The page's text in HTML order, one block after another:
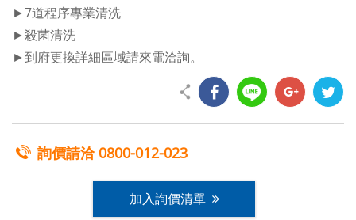
►7道程序專業清洗
►殺菌清洗
►到府更換詳細區域請來電洽詢。
詢價請洽 0800-012-023
加入詢價清單